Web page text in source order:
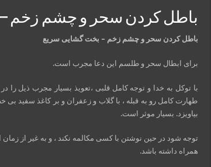
اسماء الحسنی برآورده شدن حاجت
دعا و اذکار مجرب
باطل کردن سحر و چشم زخم
باطل کردن سحر وچشم زخم – بخت گشایی سریع
برای ابطال سحر و طلسم این دعا مجرب است.
با توکل به خدا و توجه کامل قلبی ،تعویذ بسیار مجرب ذیل را
طهارت کامل رو به قبله ، با گلاب و زعفران و بر کاغذ سفید بی
بیاویزد. بسیار موثر است.
توجه شود در حین نوشتن با کسی مکالمه نکند ، و به غیر از
همراه داشته باشد.